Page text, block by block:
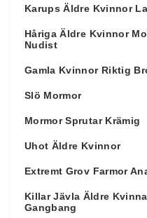
Karups Äldre Kvinnor
Håriga Äldre Kvinnor
Nudist
Gamla Kvinnor Riktig
Slö Mormor
Mormor Sprutar Krämig
Uhot Äldre Kvinnor
Extremt Grov Farmor
Killar Jävla Äldre Kvinna
Gangbang